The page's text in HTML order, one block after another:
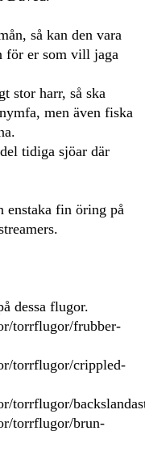
så kan den vara
för er som vill jaga
stor harr, så ska
men även fiska
tidiga sjöar där
enstaka fin öring på
dessa flugor.
torrflugor/frubber-
torrflugor/crippled-
torrflugor/
torrflugor/brun-